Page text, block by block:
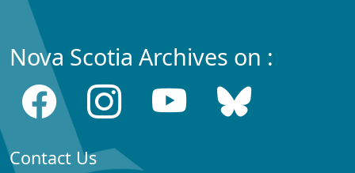
Nova Scotia Archives on :
Contact Us